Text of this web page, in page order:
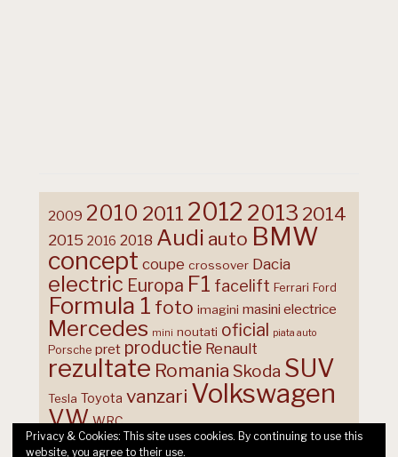
2009 2010 2011 2012 2013 2014
2015 2016 2018 Audi auto BMW
concept coupe crossover Dacia
electric Europa F1 facelift Ferrari Ford
Formula 1 foto imagini masini electrice
Mercedes mini noutati oficial piata auto
Porsche pret productie Renault
rezultate Romania Skoda SUV
Tesla Toyota vanzari Volkswagen
VW WRC
Privacy & Cookies: This site uses cookies. By continuing to use this
website, you agree to their use.